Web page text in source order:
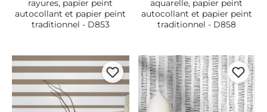
rayures, papier peint
autocollant et papier peint
traditionnel - D853
aquarelle, papier peint
autocollant et papier peint
traditionnel - D858